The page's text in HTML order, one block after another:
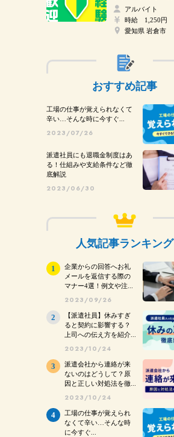
アルバイト
時給 1,250円
愛知県 岩倉市
おすすめ記事
工場の仕事が覚えられなくて
辛い…そんな時に今すぐ...
2023/07/26
派遣社員にも退職金制度はあ
る！仕組みや支給条件など徹
底解説
2023/06/30
人気記事ランキング
企業からの回答へお礼
メールを返信する際の
マナー4選！例文や注...
2023/09/26
【派遣社員】休みすぎ
ると契約に影響する？
上司への伝え方を紹介...
2023/10/24
派遣会社から連絡が来
ないのはどうして？原
因と正しい対処法を徹...
2023/10/24
工場の仕事が覚えられ
なくて辛い…そんな時
に今すぐ...